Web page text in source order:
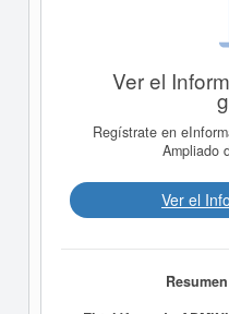
Ver el
Regístrate en
Ampliado
Ver el